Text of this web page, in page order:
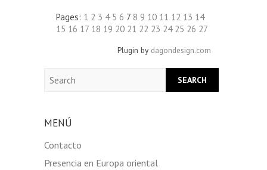
Pages: 1 2 3 4 5 6 7 8 9 10 11 12 13 14
15 16 17 18 19 20 21 22 23 24 25 26 27
Plugin by dagondesign.com
MENÚ
Contacto
Presencia en Europa oriental